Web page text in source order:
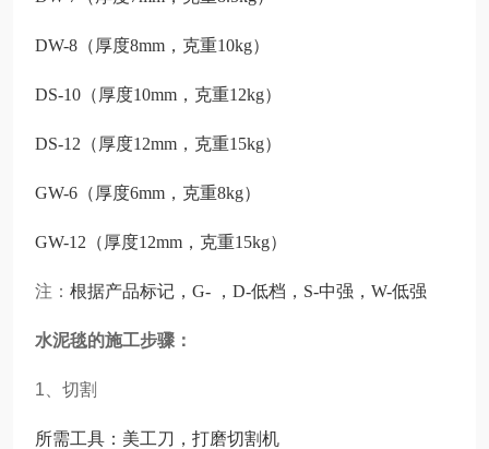
DW-8（厚度8mm，克重10kg）
DS-10（厚度10mm，克重12kg）
DS-12（厚度12mm，克重15kg）
GW-6（厚度6mm，克重8kg）
GW-12（厚度12mm，克重15kg）
注： 根据产品标记，G- ，D-低档，S-中强，W-低强
水泥毯的施工步骤：
1、切割
所需工具：美工刀，打磨切割机